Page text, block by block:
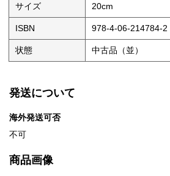
サイズ 20cm
ISBN 978-4-06-214784-2
状態 中古品（並）
発送について
海外発送可否
不可
商品画像